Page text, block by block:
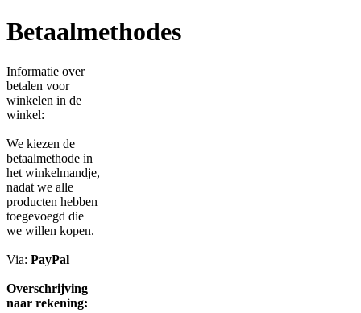
Betaalmethodes
Informatie over
betalen voor
winkelen in de
winkel:
We kiezen de
betaalmethode in
het winkelmandje,
nadat we alle
producten hebben
toegevoegd die
we willen kopen.
Via: PayPal
Overschrijving
naar rekening: